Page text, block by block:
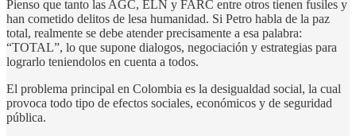
Pienso que tanto las AGC, ELN y FARC entre otros tienen fusiles y
han cometido delitos de lesa humanidad. Si Petro habla de la paz
total, realmente se debe atender precisamente a esa palabra:
“TOTAL”, lo que supone dialogos, negociación y estrategias para
lograrlo teniendolos en cuenta a todos.
El problema principal en Colombia es la desigualdad social, la cual
provoca todo tipo de efectos sociales, económicos y de seguridad
pública.